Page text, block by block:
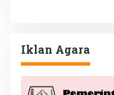
Iklan Agara